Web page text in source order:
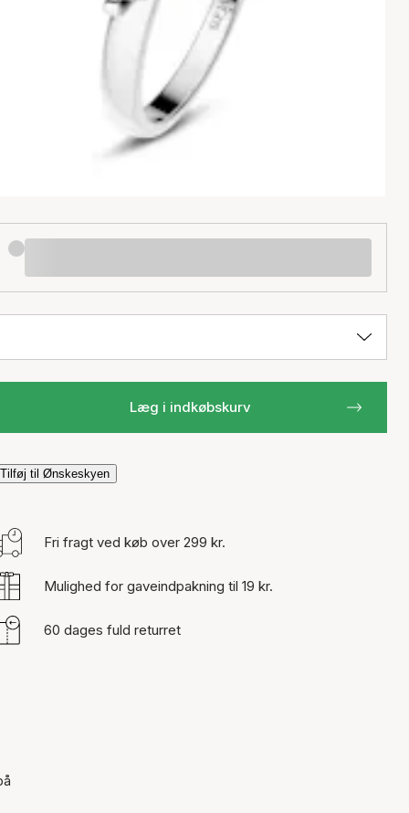
Læg i indkøbskurv
Tilføj til Ønskeskyen
Fri fragt ved køb over 299 kr.
Mulighed for gaveindpakning til 19 kr.
60 dages fuld returret